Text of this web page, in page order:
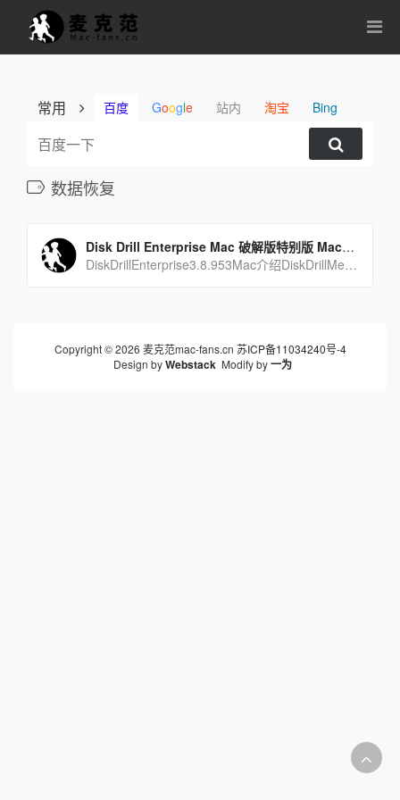
常用 百度 Google 站内 淘宝 Bing
数据恢复
Disk Drill Enterprise Mac 破解版特别版 Mac上强大的数据恢复工具
DiskDrillEnterprise3.8.953Mac介绍DiskDrillMedia[…]
Copyright © 2026 麦克范mac-fans.cn 苏ICP备11034240号-4
Design byWebstack Modify by一为